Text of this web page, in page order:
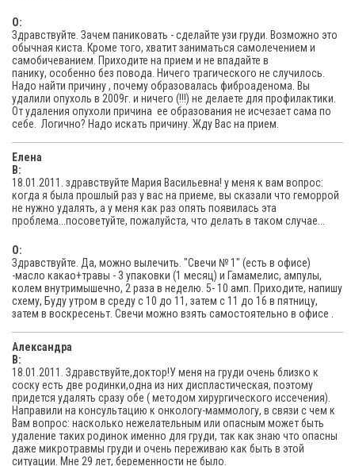
O:
Здравствуйте. Зачем паниковать - сделайте узи груди. Возможно это
обычная киста. Кроме того, хватит заниматься самолечением и
самобичеванием. Приходите на прием и не впадайте в
панику, особенно без повода. Ничего трагического не случилось.
Надо найти причину , почему образовалась фиброаденома. Вы
удалили опухоль в 2009г. и ничего (!!!) не делаете для профилактики.
От удаления опухоли причина ее образования не исчезает сама по
себе. Логично? Надо искать причину. Жду Вас на прием.
Елена
В:
18.01.2011. здравствуйте Мария Васильевна! у меня к вам вопрос:
когда я была прошлый раз у вас на приеме, вы сказали что геморрой
не нужно удалять, а у меня как раз опять появилась эта
проблема...посоветуйте, пожалуйста, что делать в таком случае...
O:
Здравствуйте. Да, можно вылечить. "Свечи № 1" (есть в офисе)
-масло какао+травы - 3 упаковки (1 месяц) и Гамамелис, ампулы,
колем внутримышечно, 2 раза в неделю. 5- 10 амп. Приходите, напишу
схему, Буду утром в среду с 10 до 11, затем с 11 до 16 в пятницу,
затем в воскресеньт. Свечи можно взять самостоятельно в офисе .
Александра
В:
18.01.2011. Здравствуйте,доктор!У меня на груди очень близко к
соску есть две родинки,одна из них диспластическая, поэтому
придется удалять сразу обе ( методом хирургического иссечения).
Направили на консультацию к онкологу-маммологу, в связи с чем к
Вам вопрос: насколько нежелательным или опасным может быть
удаление таких родинок именно для груди, так как знаю что опасны
даже микротравмы груди и очень переживаю как быть в этой
ситуации. Мне 29 лет, беременности не было.